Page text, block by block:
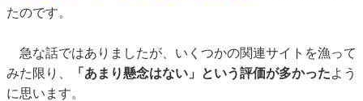
たのです。
急な話ではありましたが、いくつかの関連サイトを漁って
みた限り、
「あまり懸念はない」という評価が多かったよう
に思います。